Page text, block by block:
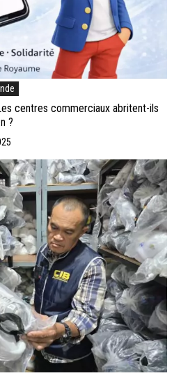
centres commerciaux abritent-ils
?